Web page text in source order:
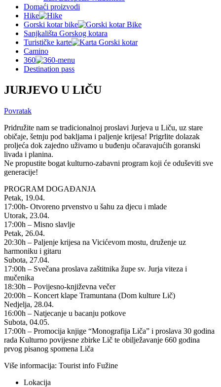
Domaći proizvodi
Hike
Gorski kotar bike
Sanjkališta Gorskog kotara
Turističke karte
Camino
360
Destination pass
JURJEVO U LIČU
Povratak
Pridružite nam se tradicionalnoj proslavi Jurjeva u Liču, uz stare
običaje, šetnju pod bakljama i paljenje krijesa! Prigrlite dolazak
proljeća dok zajedno uživamo u buđenju očaravajućih goranski
livada i planina.
Ne propustite bogat kulturno-zabavni program koji će oduševiti sve
generacije!
PROGRAM DOGAĐANJA
Petak, 19.04.
17:00h- Otvoreno prvenstvo u šahu za djecu i mlade
Utorak, 23.04.
17:00h – Misno slavlje
Petak, 26.04.
20:30h – Paljenje krijesa na Vicićevom mostu, druženje uz
harmoniku i gitaru
Subota, 27.04.
17:00h – Svečana proslava zaštitnika župe sv. Jurja viteza i
mučenika
18:30h – Povijesno-književna večer
20:00h – Koncert klape Tramuntana (Dom kulture Lič)
Nedjelja, 28.04.
16:00h – Natjecanje u bacanju potkove
Subota, 04.05.
17:00h – Promocija knjige “Monografija Liča” i proslava 30 godina
rada Kulturno povijesne zbirke Lič te obilježavanje 660 godina
prvog pisanog spomena Liča
Više informacija: Tourist info Fužine
Lokacija